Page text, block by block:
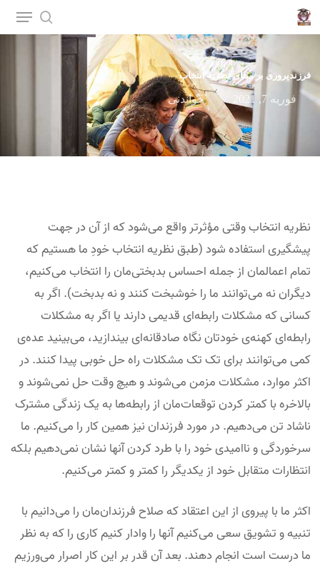
فرزندپروری بر مبنای نظریه انتخاب
فوریه 7, 2021 خواندنی
نظریه انتخاب وقتی مؤثرتر واقع می‌شود که از آن در جهت
پیشگیری استفاده شود (طبق نظریه انتخاب خودِ ما هستیم که
تمام اعمالمان از جمله احساس بدبختی‌مان را انتخاب می‌کنیم،
دیگران نه می‌توانند ما را خوشبخت کنند و نه بدبخت). اگر به
کسانی که مشکلات رابطه‌ای قدیمی دارند یا اگر به مشکلات
رابطه‌ای کهنه‌ی خودتان نگاه صادقانه‌ای بیندازید، می‌بینید عده‌ی
کمی می‌توانند برای تک تک مشکلات راه حل خوبی پیدا کنند. در
اکثر موارد، مشکلات مزمن می‌شوند و هیچ وقت حل نمی‌شوند و
بالاخره با کمتر کردن توقعات‌مان از رابطه‌ها به یک زندگی مشترک
ناشاد تن می‌دهیم. در مورد فرزندان نیز همین کار را می‌کنیم. ما
سرخوردگی و ناامیدی خود را با طرد کردن آنها نشان نمی‌دهیم بلکه
انتظارات متقابل خود از یکدیگر را کمتر و کمتر می‌کنیم.
اکثر ما با پیروی از این اعتقاد که صلاح فرزندان‌مان را می‌دانیم با
تنبیه و تشویق سعی می‌کنیم آنها را وادار کنیم کاری را که به نظر
ما درست است انجام دهند. بعد آن قدر بر این کار اصرار می‌ورزیم